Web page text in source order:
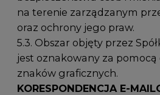
na terenie zarządzanym
oraz ochrony jego praw.
5.3. Obszar objęty przez
jest oznakowany za
znaków graficznych.
KORESPONDENCJA E-